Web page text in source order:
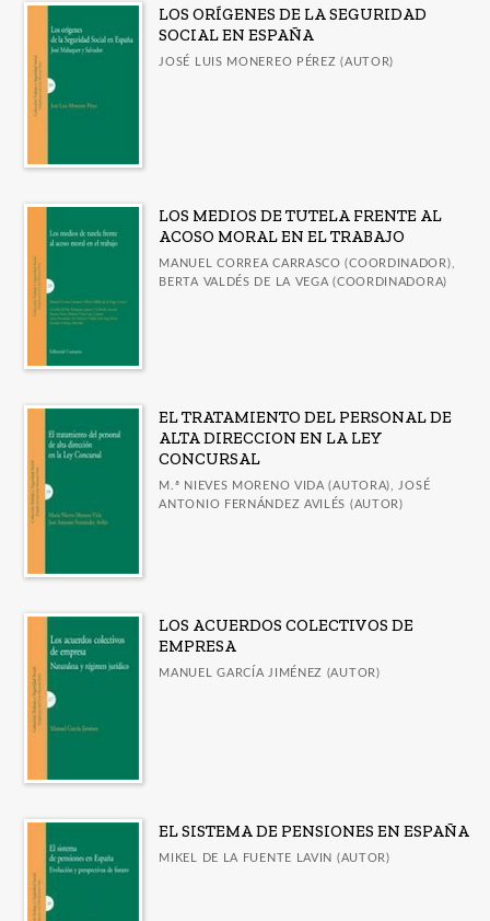
LOS ORÍGENES DE LA SEGURIDAD
SOCIAL EN ESPAÑA
JOSÉ LUIS MONEREO PÉREZ (AUTOR)
LOS MEDIOS DE TUTELA FRENTE AL
ACOSO MORAL EN EL TRABAJO
MANUEL CORREA CARRASCO (COORDINADOR),
BERTA VALDÉS DE LA VEGA (COORDINADORA)
EL TRATAMIENTO DEL PERSONAL DE
ALTA DIRECCION EN LA LEY
CONCURSAL
M.ª NIEVES MORENO VIDA (AUTORA), JOSÉ
ANTONIO FERNÁNDEZ AVILÉS (AUTOR)
LOS ACUERDOS COLECTIVOS DE
EMPRESA
MANUEL GARCÍA JIMÉNEZ (AUTOR)
EL SISTEMA DE PENSIONES EN ESPAÑA
MIKEL DE LA FUENTE LAVIN (AUTOR)